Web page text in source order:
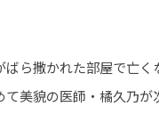
ばら撒かれた部屋で亡く
て美貌の医師・橘久乃が